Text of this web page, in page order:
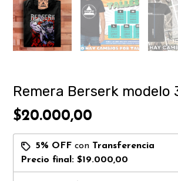
Remera Berserk modelo
$20.000,00
5% OFF con Transferencia
Precio final:$19.000,00